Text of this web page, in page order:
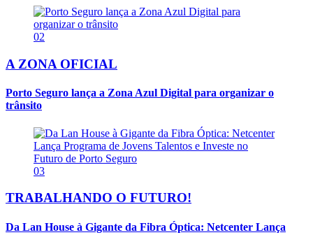
02
A ZONA OFICIAL
Porto Seguro lança a Zona Azul Digital para organizar o
trânsito
03
TRABALHANDO O FUTURO!
Da Lan House à Gigante da Fibra Óptica: Netcenter Lança